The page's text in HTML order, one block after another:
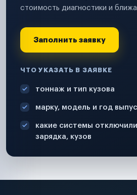
стоимость диагностики и
Заполнить заявку
ЧТО УКАЗАТЬ В ЗАЯВКЕ
тоннаж и тип кузова
марку, модель и год
какие системы
зарядка, кузов